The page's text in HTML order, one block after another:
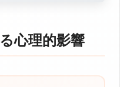
心理的影響